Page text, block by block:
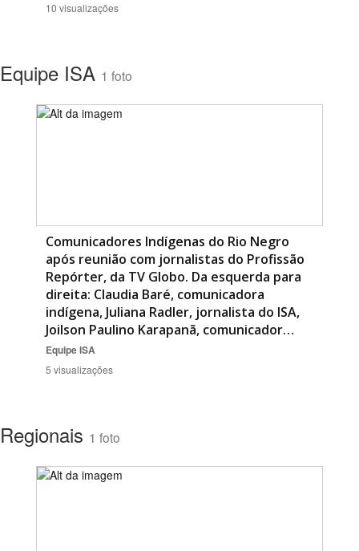
10 visualizações
Equipe ISA 1 foto
Comunicadores Indígenas do Rio Negro
após reunião com jornalistas do Profissão
Repórter, da TV Globo. Da esquerda para
direita: Claudia Baré, comunicadora
indígena, Juliana Radler, jornalista do ISA,
Joilson Paulino Karapanã, comunicador…
Equipe ISA
5 visualizações
Regionais 1 foto